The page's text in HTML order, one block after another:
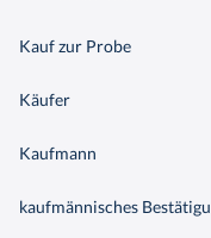
Kauf zur Probe
Käufer
Kaufmann
kaufmännisches